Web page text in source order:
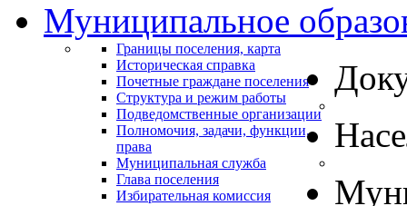
Муниципальное
Границы поселения, карта
Историческая справка
Почетные граждане поселения
Структура и режим работы
Подведомственные организации
Полномочия, задачи, функции,
права
Муниципальная служба
Глава поселения
Избирательная комиссия